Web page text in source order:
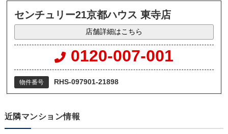
センチュリー21京都ハウス 東寺店
店舗詳細はこちら
0120-007-001
物件番号 RHS-097901-21898
近隣マンション情報